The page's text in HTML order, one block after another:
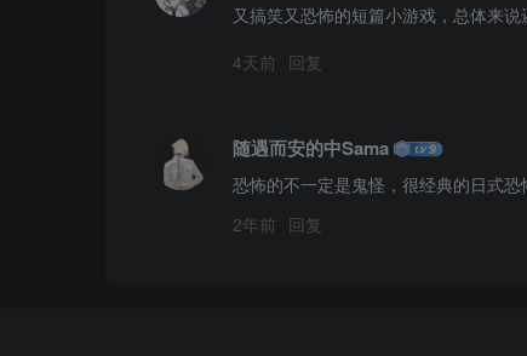
又搞笑又恐怖的短篇小游戏，总体来说
4天前 回复
随遇而安的中Sama
恐怖的不一定是鬼怪，很经典的日式
2年前 回复